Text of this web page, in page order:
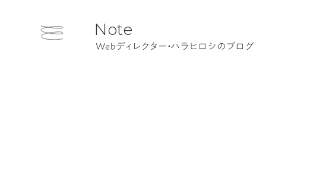
Note
Webディレクター・ハラヒロシのブログ